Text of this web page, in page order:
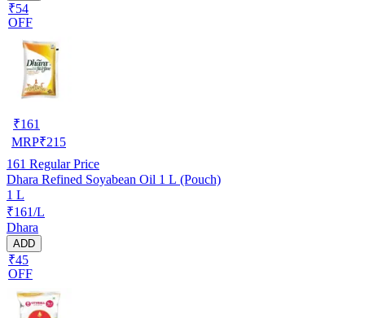
₹54
OFF
₹161
MRP₹215
161 Regular Price
Dhara Refined Soyabean Oil 1 L (Pouch)
1 L
₹161/L
Dhara
ADD
₹45
OFF